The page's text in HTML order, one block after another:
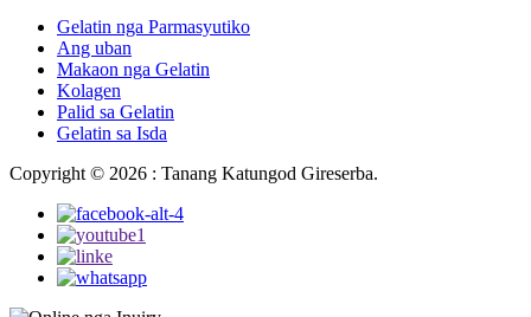
Gelatin nga Parmasyutiko
Ang uban
Makaon nga Gelatin
Kolagen
Palid sa Gelatin
Gelatin sa Isda
Copyright © 2026 : Tanang Katungod Gireserba.